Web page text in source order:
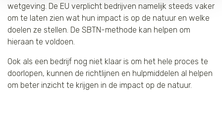
wetgeving. De EU verplicht bedrijven namelijk steeds vaker
om te laten zien wat hun impact is op de natuur en welke
doelen ze stellen. De SBTN-methode kan helpen om
hieraan te voldoen.
Ook als een bedrijf nog niet klaar is om het hele proces te
doorlopen, kunnen de richtlijnen en hulpmiddelen al helpen
om beter inzicht te krijgen in de impact op de natuur.